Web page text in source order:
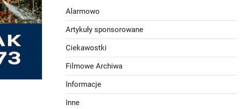
Alarmowo
Artykuły sponsorowane
Ciekawostki
Filmowe Archiwa
Informacje
Inne